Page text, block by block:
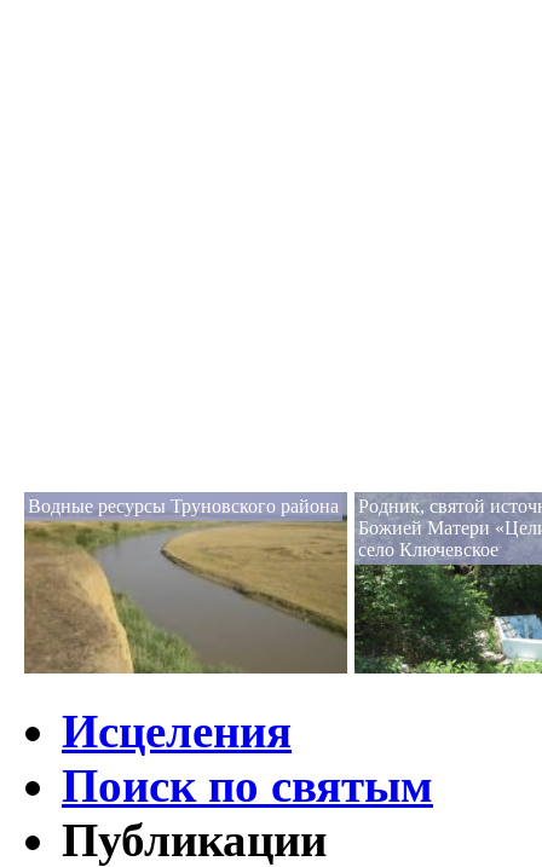
Водные ресурсы Труновского района
Родник, святой
Божией Матери
село Ключевское
Исцеления
Поиск по святым
Публикации